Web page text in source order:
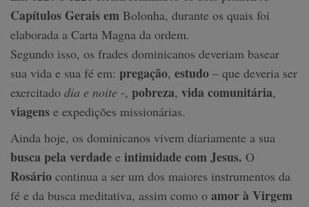
Capítulos Gerais em Bolonha, durante os quais foi
elaborada a Carta Magna da ordem.
Segundo isso, os frades dominicanos deveriam basear
sua vida e sua fé em: pregação, estudo – que deveria ser
exercitado dia e noite -, pobreza, vida comunitária,
viagens e expedições missionárias.
Ainda hoje, os dominicanos vivem diariamente a sua
busca pela verdade e intimidade com Jesus. O
Rosário continua a ser um dos maiores instrumentos da
fé e da busca meditativa, assim como o amor à Virgem